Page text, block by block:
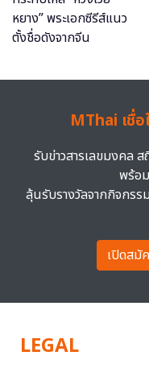
MThai เชื่อ
รับข่าวสารเลขมงคล
พร้อ
ลุ้นรับรางวัลจากกิจกรร
เปิดสมั
LEGAL